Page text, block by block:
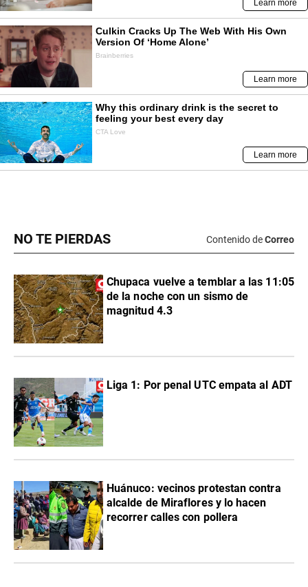
NO TE PIERDAS Contenido deCorreo
Chupaca vuelve a temblar a las 11:05
de la noche con un sismo de
magnitud 4.3
Liga 1: Por penal UTC empata al ADT
Huánuco: vecinos protestan contra
alcalde de Miraflores y lo hacen
recorrer calles con pollera